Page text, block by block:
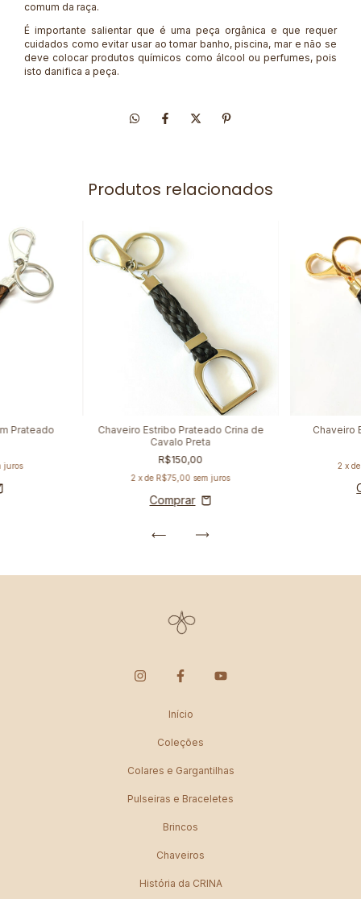
comum da raça.
É importante salientar que é uma peça orgânica e que requer
cuidados como evitar usar ao tomar banho, piscina, mar e não se
deve colocar produtos químicos como álcool ou perfumes, pois
isto danifica a peça.
Produtos relacionados
Prateado
juros
Chaveiro Estribo Prateado Crina de
Cavalo Preta
R$150,00
2 x de R$75,00 sem juros
Chaveiro
2 x
Início
Coleções
Colares e Gargantilhas
Pulseiras e Braceletes
Brincos
Chaveiros
História da CRINA